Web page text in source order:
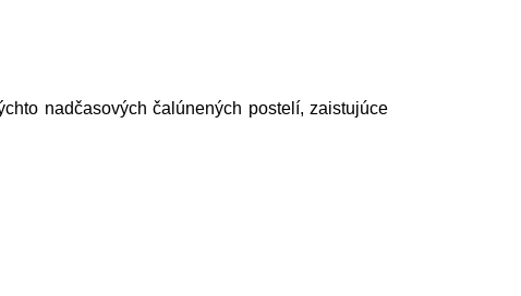
nadčasových čalúnených postelí, zaistujúce